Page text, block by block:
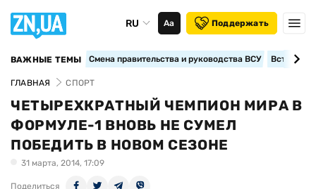
RU Аа Поддержать
ВАЖНЫЕ ТЕМЫ Смена правительства и руководства ВСУ
ГЛАВНАЯ СПОРТ
ЧЕТЫРЕХКРАТНЫЙ ЧЕМПИОН МИРА В
ФОРМУЛЕ-1 ВНОВЬ НЕ СУМЕЛ
ПОБЕДИТЬ В НОВОМ СЕЗОНЕ
31 марта, 2014, 17:09
Поделиться